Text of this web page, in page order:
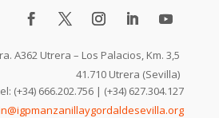
A362 Utrera – Los Palacios, Km. 3,5
41.710 Utrera (Sevilla)
(+34) 666.202.756 | (+34) 627.304.127